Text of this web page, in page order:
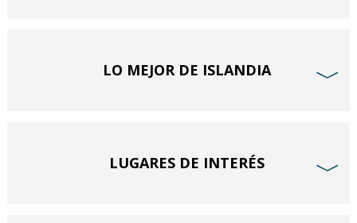
LO MEJOR DE ISLANDIA ﹀
LUGARES DE INTERÉS ﹀